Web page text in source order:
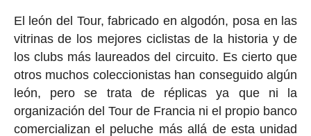
El león del Tour, fabricado en algodón, posa en las
vitrinas de los mejores ciclistas de la historia y de
los clubs más laureados del circuito. Es cierto que
otros muchos coleccionistas han conseguido algún
león, pero se trata de réplicas ya que ni la
organización del Tour de Francia ni el propio banco
comercializan el peluche más allá de esta unidad